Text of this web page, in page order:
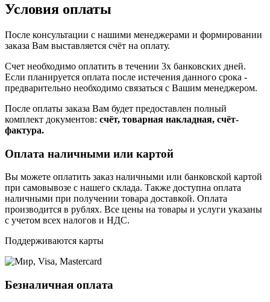
Условия оплаты
После консультации с нашими менеджерами и формировании
заказа Вам выставляется счёт на оплату.
Счет необходимо оплатить в течении 3х банковских дней.
Если планируется оплата после истечения данного срока -
предварительно необходимо связаться с Вашим менеджером.
После оплаты заказа Вам будет предоставлен полный
комплект документов: счёт, товарная накладная, счёт-
фактура.
Оплата наличными или картой
Вы можете оплатить заказ наличными или банковской картой
при самовывозе с нашего склада. Также доступна оплата
наличными при получении товара доставкой. Оплата
производится в рублях. Все цены на товары и услуги указаны
с учетом всех налогов и НДС.
Поддерживаются карты
Безналичная оплата